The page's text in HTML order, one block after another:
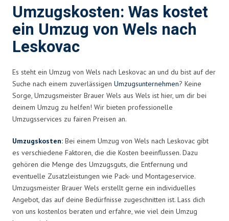
Umzugskosten: Was kostet
ein Umzug von Wels nach
Leskovac
Es steht ein Umzug von Wels nach Leskovac an und du bist auf der
Suche nach einem zuverlässigen Umzugsunternehmen? Keine
Sorge, Umzugsmeister Brauer Wels aus Wels ist hier, um dir bei
deinem Umzug zu helfen! Wir bieten professionelle
Umzugsservices zu fairen Preisen an.
Umzugskosten: Bei einem Umzug von Wels nach Leskovac gibt
es verschiedene Faktoren, die die Kosten beeinflussen. Dazu
gehören die Menge des Umzugsguts, die Entfernung und
eventuelle Zusatzleistungen wie Pack- und Montageservice.
Umzugsmeister Brauer Wels erstellt gerne ein individuelles
Angebot, das auf deine Bedürfnisse zugeschnitten ist. Lass dich
von uns kostenlos beraten und erfahre, wie viel dein Umzug